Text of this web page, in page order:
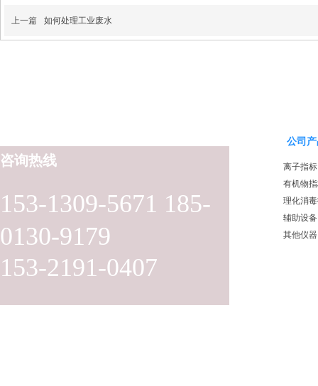
上一篇 如何处理工业废水
153-1309-5671 185-
0130-9179
153-2191-0407
咨询热线
公司
离子指标
有机物
理化消
辅助设备
其他仪器